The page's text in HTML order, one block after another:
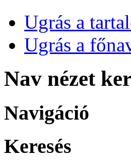
Ugrás a
Ugrás a
Nav nézet
Navigáció
Keresés